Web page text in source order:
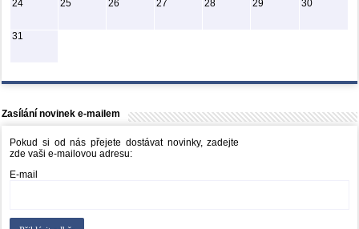
24 25 26 27 28 29 30
31
Zasílání novinek e-mailem
Pokud si od nás přejete dostávat novinky, zadejte
zde vaši e-mailovou adresu:
E-mail